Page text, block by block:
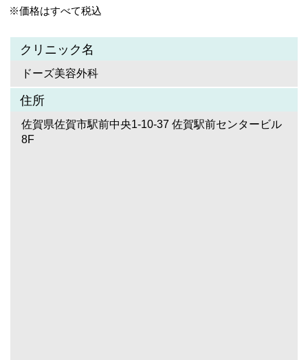
※価格はすべて税込
クリニック名
ドーズ美容外科
住所
佐賀県佐賀市駅前中央1-10-37 佐賀駅前センタービル
8F